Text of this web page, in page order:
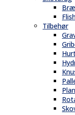
Tilbehør